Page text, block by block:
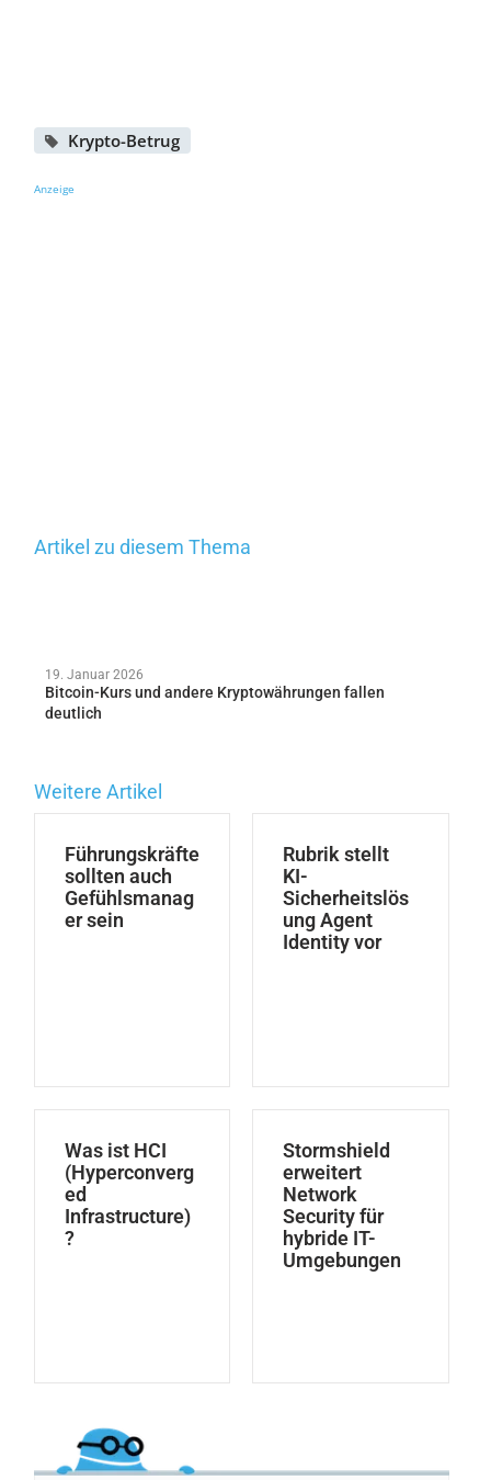
Krypto-Betrug
Anzeige
Artikel zu diesem Thema
19. Januar 2026
Bitcoin-Kurs und andere Kryptowährungen fallen
deutlich
Weitere Artikel
Führungskräfte
sollten auch
Gefühlsmanag
er sein
Rubrik stellt
KI-
Sicherheitslös
ung Agent
Identity vor
Was ist HCI
(Hyperconverg
ed
Infrastructure)
?
Stormshield
erweitert
Network
Security für
hybride IT-
Umgebungen